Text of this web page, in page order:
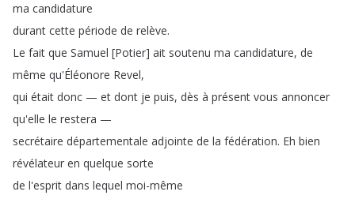
ma candidature
durant cette période de relève.
Le fait que Samuel [Potier] ait soutenu ma candidature, de
même qu'Éléonore Revel,
qui était donc — et dont je puis, dès à présent vous annoncer
qu'elle le restera —
secrétaire départementale adjointe de la fédération. Eh bien
révélateur en quelque sorte
de l'esprit dans lequel moi-même